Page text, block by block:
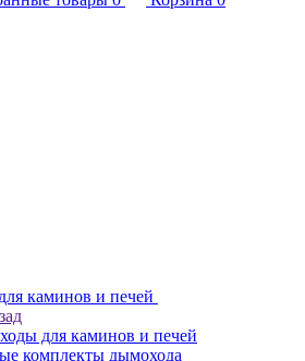
каминов и печей
для каминов и печей
комплекты дымохода